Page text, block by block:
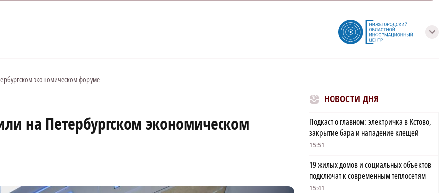
с
экономическом форуме
на Петербургском экономическом
НОВОСТИ ДНЯ
Подкаст о главном: электричка в Кстово,
закрытие бара и нападение клещей
15:51
19 жилых домов и социальных объектов
подключат к современным теплосетям
15:41